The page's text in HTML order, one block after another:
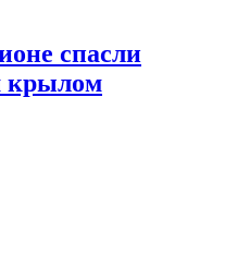
спасли
крылом